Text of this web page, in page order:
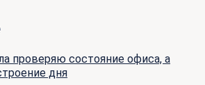
проверяю состояние офиса, а
дня